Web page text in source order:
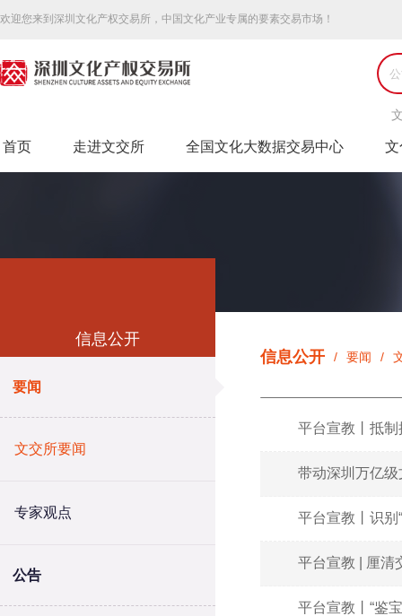
欢迎您来到深圳文化产权交易所，中国文化产业专属的要素交易市场！
首页 走进文交所 全国文化大数据交易中心 文
信息公开
要闻
文交所要闻
专家观点
公告
信息公开 / 要闻 /
平台宣教丨抵
带动深圳万亿
平台宣教丨识别
平台宣教 | 厘清
平台宣教丨“鉴